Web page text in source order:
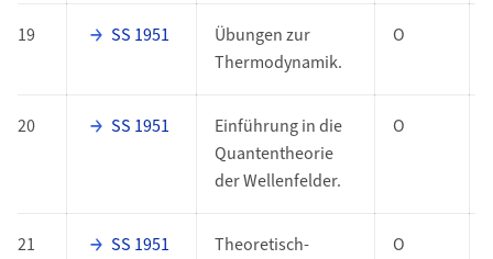
19 SS 1951
Übungen zur
Thermodynamik.
O
20 SS 1951
Einführung in die
Quantentheorie
der Wellenfelder.
O
21 SS 1951
Theoretisch-
O